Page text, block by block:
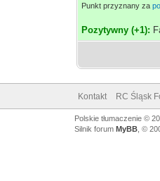
Punkt przyznany za
Pozytywny (+1):
Kontakt RC Śląsk
Polskie tłumaczenie ©
Silnik forum MyBB, ©